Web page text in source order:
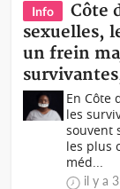
Info
Côte
sexuelles,
un frein
En Côte
les
souvent
les plus
méd...
il y a